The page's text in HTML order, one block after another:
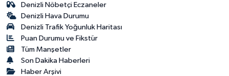
Denizli Nöbetçi Eczaneler
Denizli Hava Durumu
Denizli Trafik Yoğunluk Haritası
Puan Durumu ve Fikstür
Tüm Manşetler
Son Dakika Haberleri
Haber Arşivi